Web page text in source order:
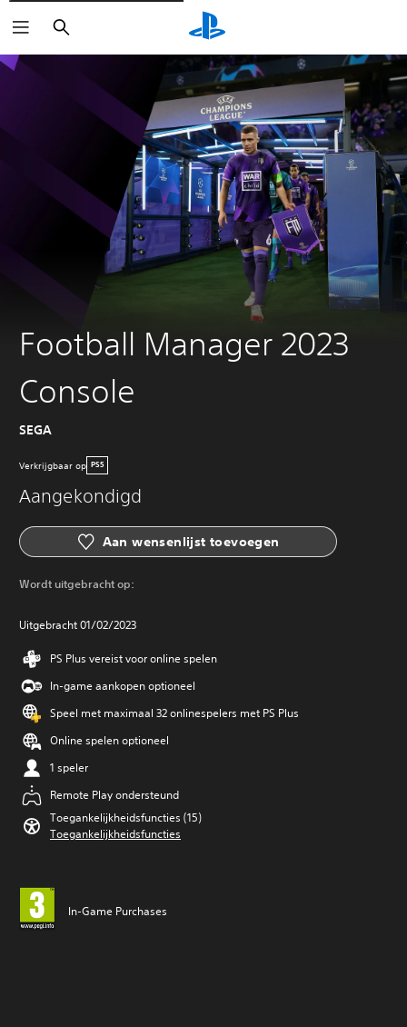
Zoeken
Football Manager 2023
Console
SEGA
Verkrijgbaar op PS5
Aangekondigd
Aan wensenlijst toevoegen
Wordt uitgebracht op:
Uitgebracht 01/02/2023
PS Plus vereist voor online spelen
In-game aankopen optioneel
Speel met maximaal 32 onlinespelers met PS Plus
Online spelen optioneel
1 speler
Remote Play ondersteund
Toegankelijkheidsfuncties (15)
Toegankelijkheidsfuncties
In-Game Purchases